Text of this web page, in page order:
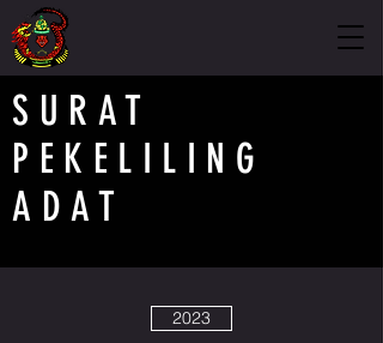
SURAT
PEKELILING
ADAT
2023